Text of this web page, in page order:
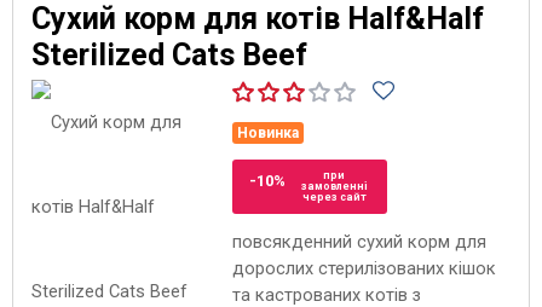
Сухий корм для котів Half&Half
Sterilized Cats Beef
Новинка
-10%
при
замовленні
через сайт
повсякденний сухий корм для
дорослих стерилізованих кішок
та кастрованих котів з